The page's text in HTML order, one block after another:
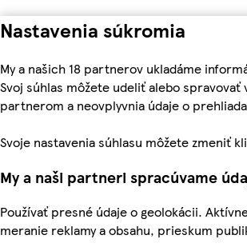
Nastavenia súkromia
My a našich 18 partnerov ukladáme
Svoj súhlas môžete udeliť alebo
partnerom a neovplyvnia údaje o
Svoje nastavenia súhlasu môžete zmeniť
My a naši partneri spracúvame
Používať presné údaje o geolokácii.
meranie reklamy a obsahu, prieskum